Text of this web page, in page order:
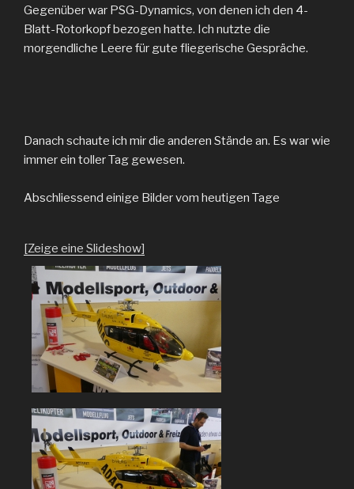
Gegenüber war PSG-Dynamics, von denen ich den 4-
Blatt-Rotorkopf bezogen hatte. Ich nutzte die
morgendliche Leere für gute fliegerische Gespräche.
Danach schaute ich mir die anderen Stände an. Es war wie
immer ein toller Tag gewesen.
Abschliessend einige Bilder vom heutigen Tage
[Zeige eine Slideshow]